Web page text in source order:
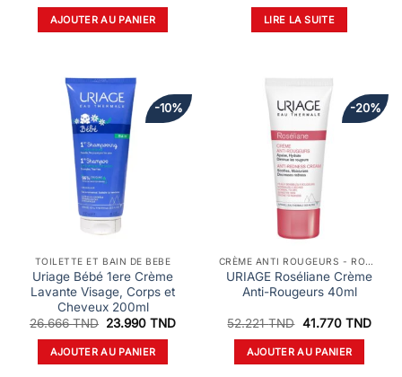
initial
était :
10.989 TND.
AJOUTER AU PANIER LIRE LA SUITE
-10%
TOILETTE ET BAIN DE BEBE
Uriage Bébé 1ere Crème
Lavante Visage, Corps et
Cheveux 200ml
26.666TND Le
initial
était :
26.666 TND.
23.990TNDLe
23.990 TND.
AJOUTER AU PANIER
-20%
CRÈME ANTI ROUGEURS - ROSACÉE ET COUPEROSE
URIAGE Roséliane Crème
Anti-Rougeurs 40ml
52.221TND Le
initial
était :
52.221 TND.
41.770 TNDLe
AJOUTER AU PANIER